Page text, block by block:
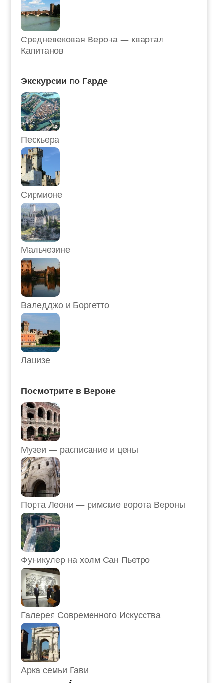
Средневековая Верона — квартал
Капитанов
Экскурсии по Гарде
Пескьера
Сирмионе
Мальчезине
Валедджо и Боргетто
Лацизе
Посмотрите в Вероне
Музеи — расписание и цены
Порта Леони — римские ворота Вероны
Фуникулер на холм Сан Пьетро
Галерея Современного Искусства
Арка семьи Гави